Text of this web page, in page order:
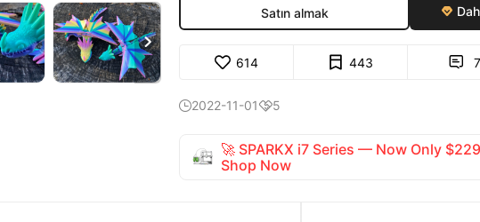

Satın almak 
614 443  7
2022-11-015
🚀 SPARKX i7 Series — Now Only
Shop Now